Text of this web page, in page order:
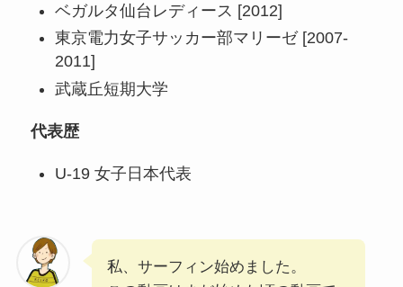
ベガルタ仙台レディース [2012]
東京電力女子サッカー部マリーゼ [2007-
2011]
武蔵丘短期大学
代表歴
U-19 女子日本代表
私、サーフィン始めました。